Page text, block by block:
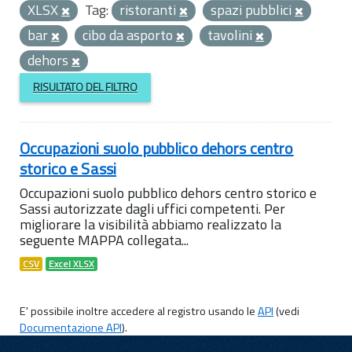
XLSX
Tag: ristoranti
spazi pubblici
bar
cibo da asporto
tavolini
dehors
RISULTATO DEL FILTRO
Occupazioni suolo pubblico dehors centro
storico e Sassi
Occupazioni suolo pubblico dehors centro storico e
Sassi autorizzate dagli uffici competenti. Per
migliorare la visibilità abbiamo realizzato la
seguente MAPPA collegata...
CSV Excel XLSX
E' possibile inoltre accedere al registro usando leAPI(vedi
Documentazione API).